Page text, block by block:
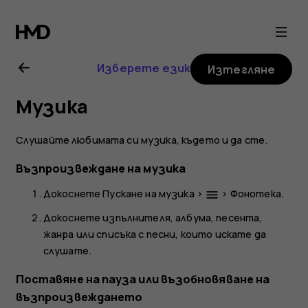
Ръководство
на
потребителя
за
Nokia
2.1
Изберете език Изтегляне
Музика
Слушайте любимата си музика, където и да сте.
Възпроизвеждане на музика
ДокоснетеПускане на музика > menu > Фонотека.
Докоснете изпълнителя, албума, песента,
жанра или списъка с песни, които искате да
слушате.
Поставяне на пауза или възобновяване на
възпроизвеждането